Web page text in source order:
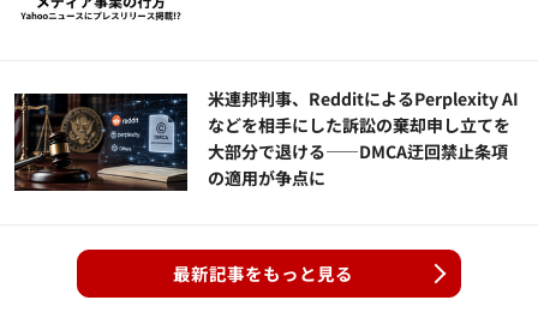
米連邦判事、RedditによるPerplexity AI
などを相手にした訴訟の棄却申し立てを
大部分で退ける——DMCA迂回禁止条項
の適用が争点に
最新記事をもっと見る